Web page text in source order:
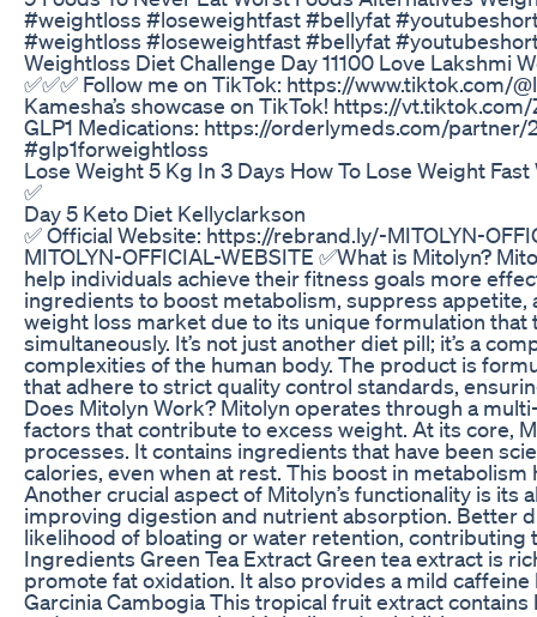
#weightloss #loseweightfast #bellyfat
#weightloss #loseweightfast #bellyfat
Weightloss Diet Challenge Day 11100 Love Lakshmi
✅✅✅ Follow me on TikTok: https://www.tiktok.com/
Kamesha’s showcase on TikTok! https://
GLP1 Medications: https://orderlymeds.com/partner/
#glp1forweightloss
Lose Weight 5 Kg In 3 Days How To Lose Weight
✅
Day 5 Keto Diet Kellyclarkson
✅ Official Website: https://rebrand.ly/-MITOLYN-
MITOLYN-OFFICIAL-WEBSITE ✅What is Mitolyn?
help individuals achieve their fitness goals more
ingredients to boost metabolism, suppress appetite,
weight loss market due to its unique formulation
simultaneously. It’s not just another diet pill; it’s a
complexities of the human body. The product is
that adhere to strict quality control standards,
Does Mitolyn Work? Mitolyn operates through a
factors that contribute to excess weight. At its core,
processes. It contains ingredients that have been
calories, even when at rest. This boost in
Another crucial aspect of Mitolyn’s functionality is
improving digestion and nutrient absorption. Better
likelihood of bloating or water retention, contributing
Ingredients Green Tea Extract Green tea extract is
promote fat oxidation. It also provides a mild
Garcinia Cambogia This tropical fruit extract